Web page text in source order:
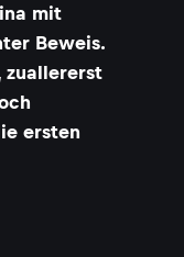
mit
Beweis.
zuallererst
ersten